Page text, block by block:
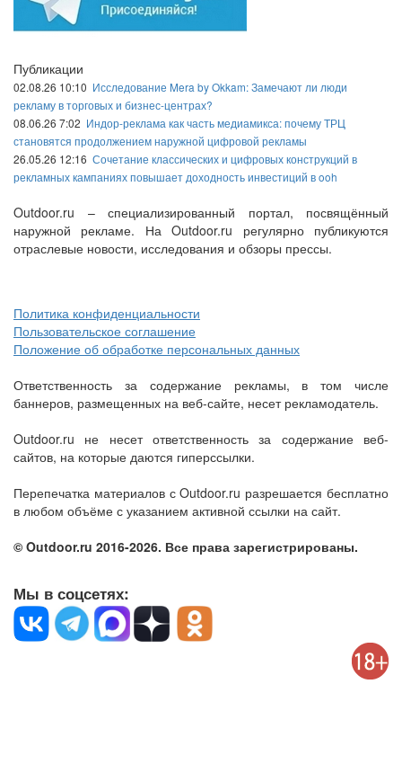
Публикации
02.08.26 10:10 Исследование Mera by Okkam: Замечают ли люди
рекламу в торговых и бизнес-центрах?
08.06.26 7:02 Индор-реклама как часть медиамикса: почему ТРЦ
становятся продолжением наружной цифровой рекламы
26.05.26 12:16 Сочетание классических и цифровых конструкций в
рекламных кампаниях повышает доходность инвестиций в ooh
Outdoor.ru – специализированный портал, посвящённый
наружной рекламе. На Outdoor.ru регулярно публикуются
отраслевые новости, исследования и обзоры прессы.
Политика конфиденциальности
Пользовательское соглашение
Положение об обработке персональных данных
Ответственность за содержание рекламы, в том числе
баннеров, размещенных на веб-сайте, несет рекламодатель.
Outdoor.ru не несет ответственность за содержание веб-
сайтов, на которые даются гиперссылки.
Перепечатка материалов с Outdoor.ru разрешается бесплатно
в любом объёме с указанием активной ссылки на сайт.
© Outdoor.ru 2016-2026. Все права зарегистрированы.
Мы в соцсетях: